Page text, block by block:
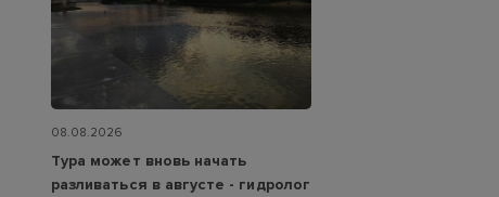
08.08.2026
Тура может вновь начать
разливаться в августе - гидролог